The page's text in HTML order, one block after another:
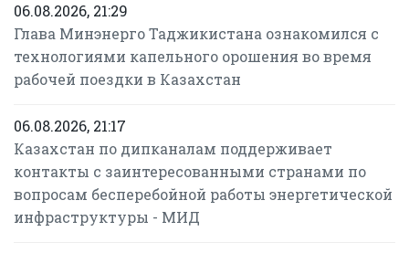
06.08.2026, 21:29
Глава Минэнерго Таджикистана ознакомился с
технологиями капельного орошения во время
рабочей поездки в Казахстан
06.08.2026, 21:17
Казахстан по дипканалам поддерживает
контакты с заинтересованными странами по
вопросам бесперебойной работы энергетической
инфраструктуры - МИД